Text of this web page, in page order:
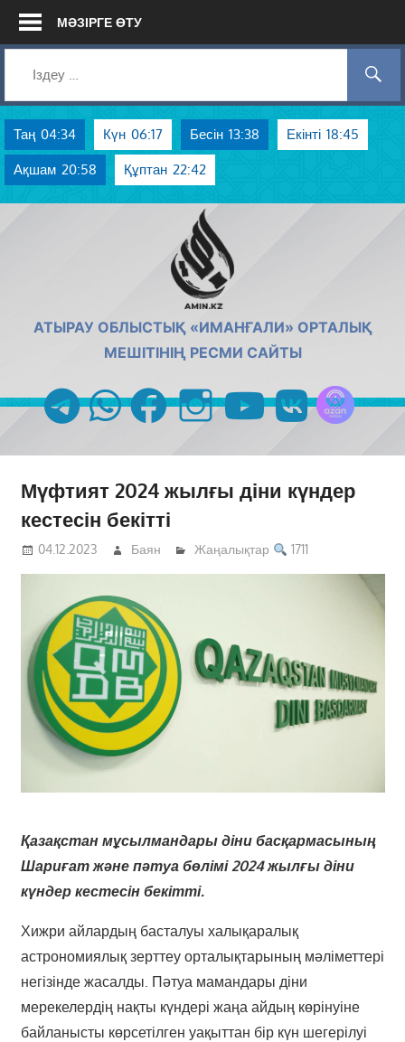
Skip
МӘЗІРГЕ ӨТУ
Таң 04:34 Күн 06:17 Бесін 13:38 Екінті 18:45
Ақшам 20:58 Құптан 22:42
АТЫРАУ ОБЛЫСТЫҚ «ИМАНҒАЛИ» ОРТАЛЫҚ
МЕШІТІНІҢ РЕСМИ САЙТЫ
telegramwhatsappfacebookinstagramyoutubevk
Мүфтият 2024 жылғы діни күндер
кестесін бекітті
04.12.2023 Баян Жаңалықтар 1711
Қазақстан мұсылмандары діни басқармасының
Шариғат және пәтуа бөлімі 2024 жылғы діни
күндер кестесін бекітті.
Хижри айлардың басталуы халықаралық
астрономиялық зерттеу орталықтарының мәліметтері
негізінде жасалды. Пәтуа мамандары діни
мерекелердің нақты күндері жаңа айдың көрінуіне
байланысты көрсетілген уақыттан бір күн шегерілуі